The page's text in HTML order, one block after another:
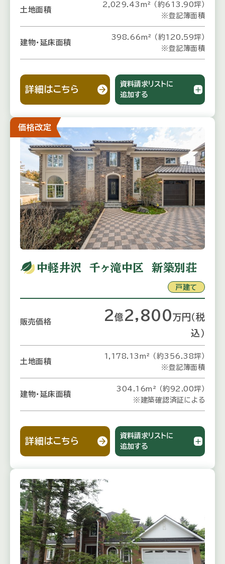
土地面積
2,029.43m² （約613.90坪）
※登記簿面積
建物・延床面積
398.66m² （約120.59坪）
※登記簿面積
詳細はこちら
資料請求リストに
追加する
価格改定
中軽井沢 千ヶ滝中区 新築別荘
戸建て
販売価格 2億 2,800万 円 （税
込）
土地面積
1,178.13m² （約356.38坪）
※登記簿面積
建物・延床面積
304.16m² （約92.00坪）
※建築確認済証による
詳細はこちら
資料請求リストに
追加する